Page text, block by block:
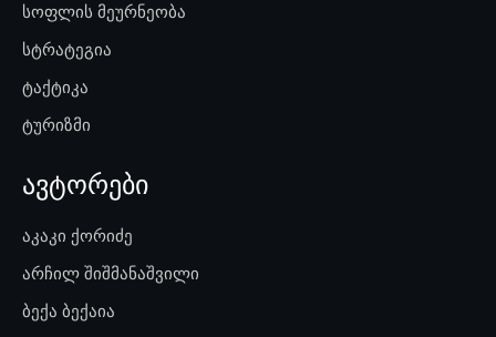
სოფლის მეურნეობა
სტრატეგია
ტაქტიკა
ტურიზმი
ავტორები
აკაკი ქორიძე
არჩილ შიშმანაშვილი
ბექა ბექაია